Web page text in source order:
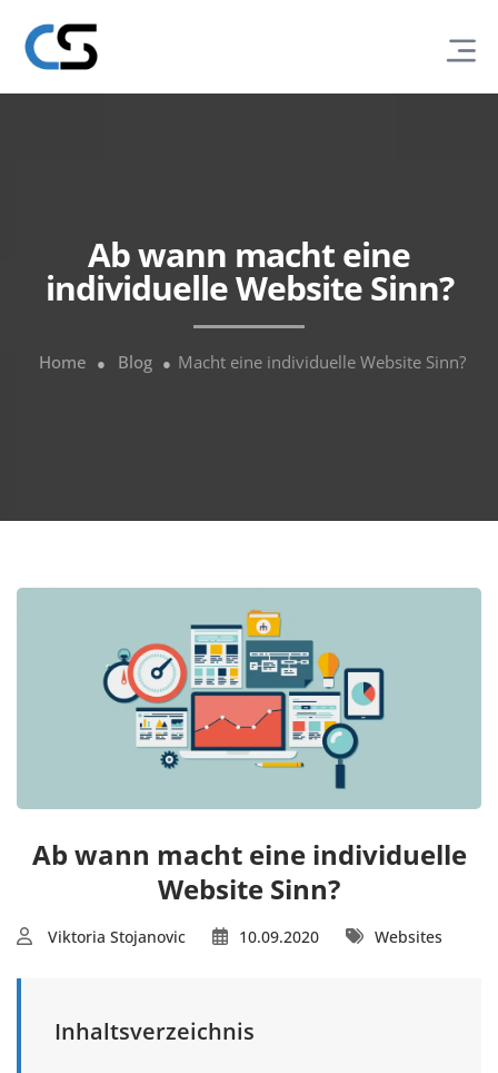
Ab wann macht eine
individuelle Website Sinn?
Home Blog Macht eine individuelle Website Sinn?
Ab wann macht eine individuelle
Website Sinn?
Viktoria Stojanovic 10.09.2020 Websites
Inhaltsverzeichnis